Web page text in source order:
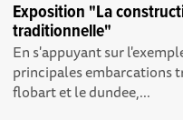
Exposition "La
traditionnelle"
En s'appuyant sur
principales embarcations
flobart et le dundee,...